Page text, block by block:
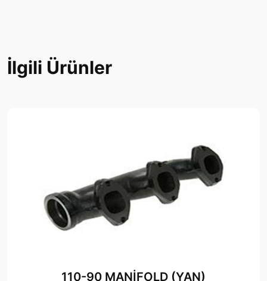
İlgili Ürünler
110-90 MANİFOLD (YAN)